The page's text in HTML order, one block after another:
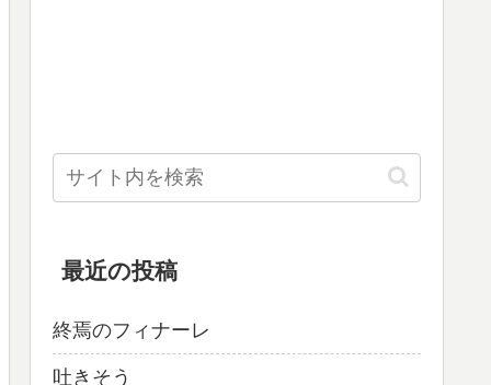
最近の投稿
終焉のフィナーレ
吐きそう